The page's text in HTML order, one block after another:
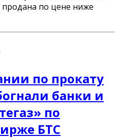
по цене ниже
по прокату
банки и
по
БТС